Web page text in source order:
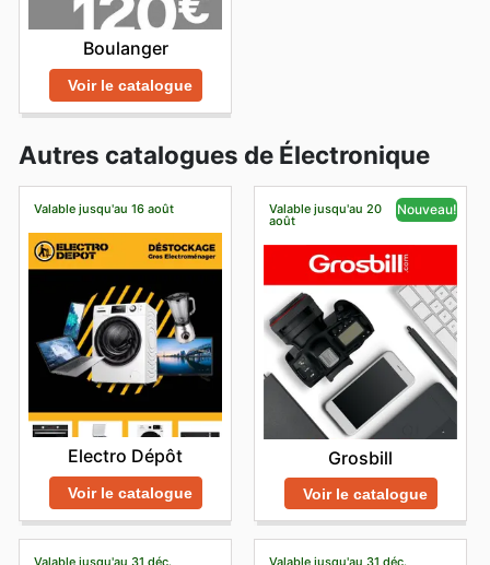
Boulanger
Voir le catalogue
Autres catalogues de Électronique
Valable jusqu'au 16 août
Electro Dépôt
Voir le catalogue
Valable jusqu'au 20
août
Nouveau!
Grosbill
Voir le catalogue
Valable jusqu'au 31 déc. Valable jusqu'au 31 déc.